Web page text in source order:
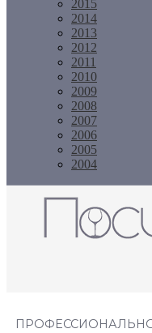
2015
2014
2013
2012
2011
2010
2009
2008
2007
2006
2005
2004